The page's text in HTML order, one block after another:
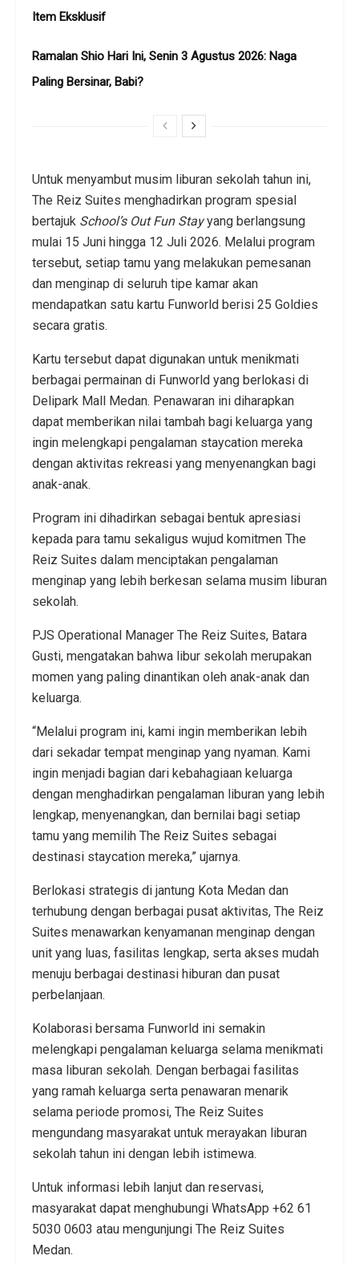
Item Eksklusif
Ramalan Shio Hari Ini, Senin 3 Agustus 2026: Naga
Paling Bersinar, Babi?
Untuk menyambut musim liburan sekolah tahun ini,
The Reiz Suites menghadirkan program spesial
bertajuk School’s Out Fun Stayyang berlangsung
mulai 15 Juni hingga 12 Juli 2026. Melalui program
tersebut, setiap tamu yang melakukan pemesanan
dan menginap di seluruh tipe kamar akan
mendapatkan satu kartu Funworld berisi 25 Goldies
secara gratis.
Kartu tersebut dapat digunakan untuk menikmati
berbagai permainan di Funworld yang berlokasi di
Delipark Mall Medan. Penawaran ini diharapkan
dapat memberikan nilai tambah bagi keluarga yang
ingin melengkapi pengalaman staycation mereka
dengan aktivitas rekreasi yang menyenangkan bagi
anak-anak.
Program ini dihadirkan sebagai bentuk apresiasi
kepada para tamu sekaligus wujud komitmen The
Reiz Suites dalam menciptakan pengalaman
menginap yang lebih berkesan selama musim liburan
sekolah.
PJS Operational Manager The Reiz Suites, Batara
Gusti, mengatakan bahwa libur sekolah merupakan
momen yang paling dinantikan oleh anak-anak dan
keluarga.
“Melalui program ini, kami ingin memberikan lebih
dari sekadar tempat menginap yang nyaman. Kami
ingin menjadi bagian dari kebahagiaan keluarga
dengan menghadirkan pengalaman liburan yang lebih
lengkap, menyenangkan, dan bernilai bagi setiap
tamu yang memilih The Reiz Suites sebagai
destinasi staycation mereka,” ujarnya.
Berlokasi strategis di jantung Kota Medan dan
terhubung dengan berbagai pusat aktivitas, The Reiz
Suites menawarkan kenyamanan menginap dengan
unit yang luas, fasilitas lengkap, serta akses mudah
menuju berbagai destinasi hiburan dan pusat
perbelanjaan.
Kolaborasi bersama Funworld ini semakin
melengkapi pengalaman keluarga selama menikmati
masa liburan sekolah. Dengan berbagai fasilitas
yang ramah keluarga serta penawaran menarik
selama periode promosi, The Reiz Suites
mengundang masyarakat untuk merayakan liburan
sekolah tahun ini dengan lebih istimewa.
Untuk informasi lebih lanjut dan reservasi,
masyarakat dapat menghubungi WhatsApp +62 61
5030 0603 atau mengunjungi The Reiz Suites
Medan.